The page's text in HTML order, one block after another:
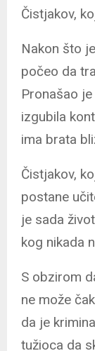
Čistjakov,
Nakon što
počeo da
Pronašao
izgubila
ima brata
Čistjakov,
postane
je sada
kog nikada
S obzirom
ne može
da je
tužioca da